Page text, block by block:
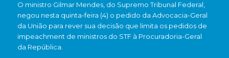
O ministro Gilmar Mendes, do Supremo Tribunal Federal,
negou nesta quinta-feira (4) o pedido da Advocacia-Geral
da União para rever sua decisão que limita os pedidos de
impeachment de ministros do STF à Procuradoria-Geral
da República.